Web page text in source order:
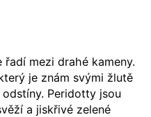
mezi drahé kameny.
je znám svými žlutě
Peridotty jsou
a jiskřivé zelené